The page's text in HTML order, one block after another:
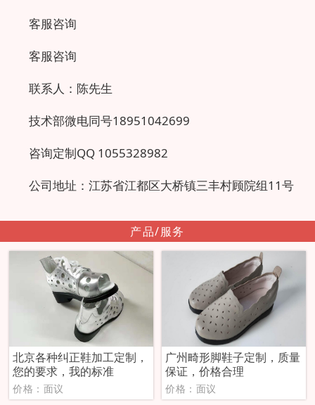
客服咨询
客服咨询
联系人：陈先生
技术部微电同号18951042699
咨询定制QQ 1055328982
公司地址：江苏省江都区大桥镇三丰村顾院组11号
产品/服务
北京各种纠正鞋加工定制，
您的要求，我的标准
价格：面议
广州畸形脚鞋子定制，质量
保证，价格合理
价格：面议